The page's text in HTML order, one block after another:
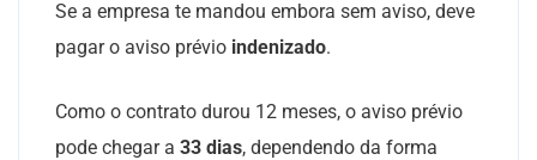
Se a empresa te mandou embora sem aviso, deve
pagar o aviso prévio indenizado.
Como o contrato durou 12 meses, o aviso prévio
pode chegar a 33 dias, dependendo da forma